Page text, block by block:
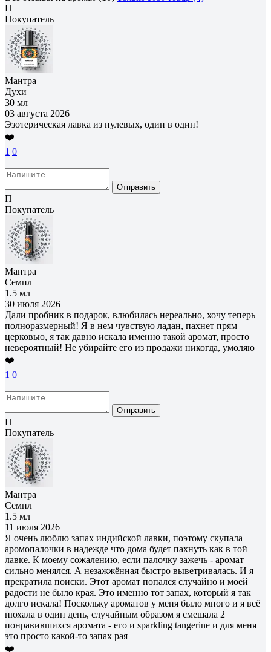
П
Покупатель
Мантра
Духи
30 мл
03 августа 2026
Эзотерическая лавка из нулевых, один в один!
❤️
1 0
Отправить
П
Покупатель
Мантра
Семпл
1.5 мл
30 июля 2026
Дали пробник в подарок, влюбилась нереально, хочу теперь
полноразмерный! Я в нем чувствую ладан, пахнет прям
церковью, я так давно искала именно такой аромат, просто
невероятный! Не убирайте его из продажи никогда, умоляю
❤️
1 0
Отправить
П
Покупатель
Мантра
Семпл
1.5 мл
11 июля 2026
Я очень люблю запах индийской лавки, поэтому скупала
аромопалочки в надежде что дома будет пахнуть как в той
лавке. К моему сожалению, если палочку зажечь - аромат
сильно менялся. А незажжённая быстро выветривалась. И я
прекратила поиски. Этот аромат попался случайно и моей
радости не было края. Это именно тот запах, который я так
долго искала! Поскольку ароматов у меня было много и я всё
нюхала в один день, случайным образом я смешала 2
понравившихся аромата - его и sparkling tangerine и для меня
это просто какой-то запах рая
❤️